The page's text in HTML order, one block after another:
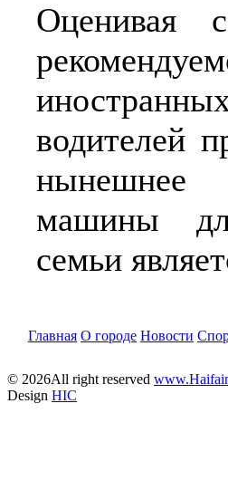
Оценивая
водителей
нынешнее
машины
семьи
Главная О городе Новости
© 2026All right reserved
Design HIC